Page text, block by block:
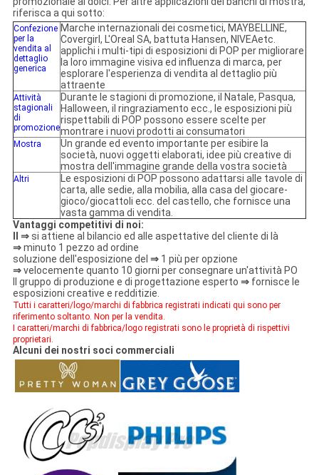
riferisca a qui sotto:
Confezione
per la
vendita al
dettaglio
generica
Marche internazionali dei cosmetici, MAYBELLINE,
Covergirl, L'Oreal SA, battuta Hansen, NIVEAetc.
applichi i multi-tipi di esposizioni di POP per migliorare
la loro immagine visiva ed influenza di marca, per
esplorare l'esperienza di vendita al dettaglio più
attraente
Attività
stagionali
di
promozione
Durante le stagioni di promozione, il Natale, Pasqua,
Halloween, il ringraziamento ecc., le esposizioni più
rispettabili di POP possono essere scelte per
montrare i nuovi prodotti ai consumatori
Mostra
Un grande ed evento importante per esibire la
società, nuovi oggetti elaborati, idee più creative di
mostra dell'immagine grande della vostra società
Altri
Le esposizioni di POP possono adattarsi alle tavole di
carta, alle sedie, alla mobilia, alla casa del giocare-
gioco/giocattoli ecc. del castello, che fornisce una
vasta gamma di vendita.
Vantaggi competitivi di noi:
Il ⇒si attiene al bilancio ed alle aspettative del cliente di là
⇒minuto 1 pezzo ad ordine
soluzione dell'esposizione del ⇒ 1 più per opzione
⇒velocemente quanto 10 giorni per consegnare un'attività PO
Il gruppo di produzione e di progettazione esperto ⇒ fornisce le
esposizioni creative e redditizie.
Tutti i caratteri/logo/marchi di fabbrica registrati indicati qui sono per
riferimento soltanto. Non per la vendita.
I caratteri/marchi di fabbrica/logo registrati sono le proprietà di rispettivi
proprietari.
Alcuni dei nostri soci commerciali